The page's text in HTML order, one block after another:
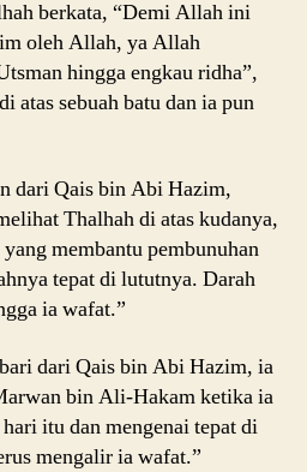
berkata, “Demi Allah ini
oleh Allah, ya Allah
hingga engkau ridha”,
atas sebuah batu dan ia pun
dari Qais bin Abi Hazim,
Thalhah di atas kudanya,
membantu pembunuhan
tepat di lututnya. Darah
ia wafat.”
dari Qais bin Abi Hazim, ia
bin Ali-Hakam ketika ia
itu dan mengenai tepat di
mengalir ia wafat.”